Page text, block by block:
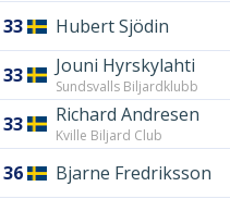
33 Hubert Sjödin
33 Jouni Hyrskylahti
Sundsvalls Biljardklubb
33 Richard Andresen
Kville Biljard Club
36 Bjarne Fredriksson